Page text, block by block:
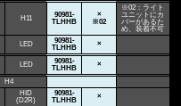
H11
90981-
TLHHB
×
※02
※02：ライト
ユニットにカ
バーがあるた
め、装着不可
LED
90981-
TLHHB
×
LED
90981-
TLHHB
×
H4
HID
(D2R)
90981-
TLHHB
×